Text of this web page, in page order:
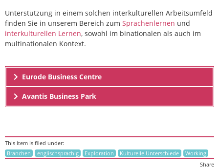
Unterstützung in einem solchen interkulturellen Arbeitsumfeld
finden Sie in unserem Bereich zum Sprachenlernen und
interkulturellen Lernen, sowohl im binationalen als auch im
multinationalen Kontext.
Eurode Business Centre
Avantis Business Park
This item is filed under:
Branchen englischsprachig Exploration Kulturelle Unterschiede Working
Share